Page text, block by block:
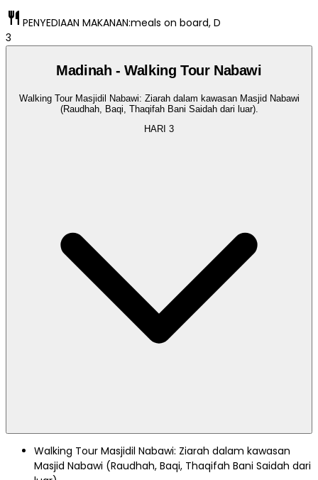
restaurant PENYEDIAAN MAKANAN:meals on board, D
3
Madinah - Walking Tour Nabawi
Walking Tour Masjidil Nabawi: Ziarah dalam kawasan Masjid Nabawi
(Raudhah, Baqi, Thaqifah Bani Saidah dari luar).
HARI 3
Walking Tour Masjidil Nabawi: Ziarah dalam kawasan
Masjid Nabawi (Raudhah, Baqi, Thaqifah Bani Saidah dari